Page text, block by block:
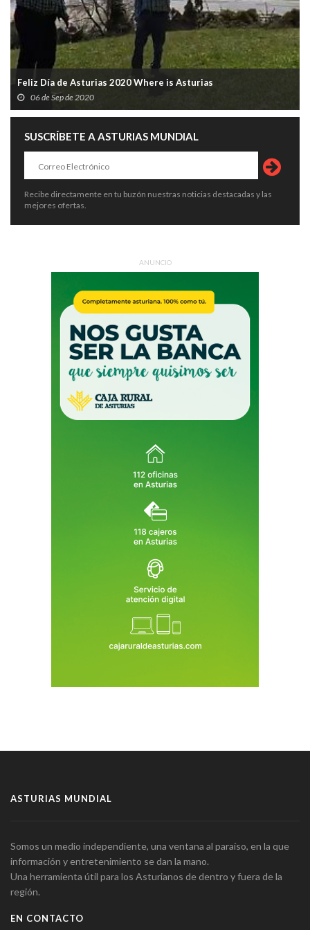
Feliz Día de Asturias 2020 Where is Asturias
06 de Sep de 2020
SUSCRÍBETE A ASTURIAS MUNDIAL
Recibe directamente en tu buzón nuestras noticias destacadas y las
mejores ofertas.
ANUNCIO
ASTURIAS MUNDIAL
Somos un medio independiente, una ventana al paraíso, en la que
información y entretenimiento se dan la mano.
Una herramienta útil para los Asturianos de dentro y fuera de la
región.
EN CONTACTO